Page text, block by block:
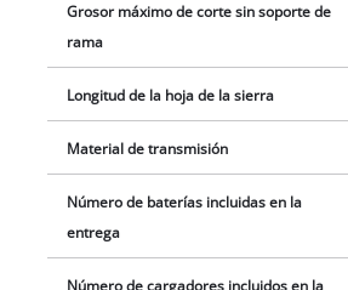
Grosor máximo de corte sin soporte de
rama
Longitud de la hoja de la sierra
Material de transmisión
Número de baterías incluidas en la
entrega
Número de cargadores incluidos en la